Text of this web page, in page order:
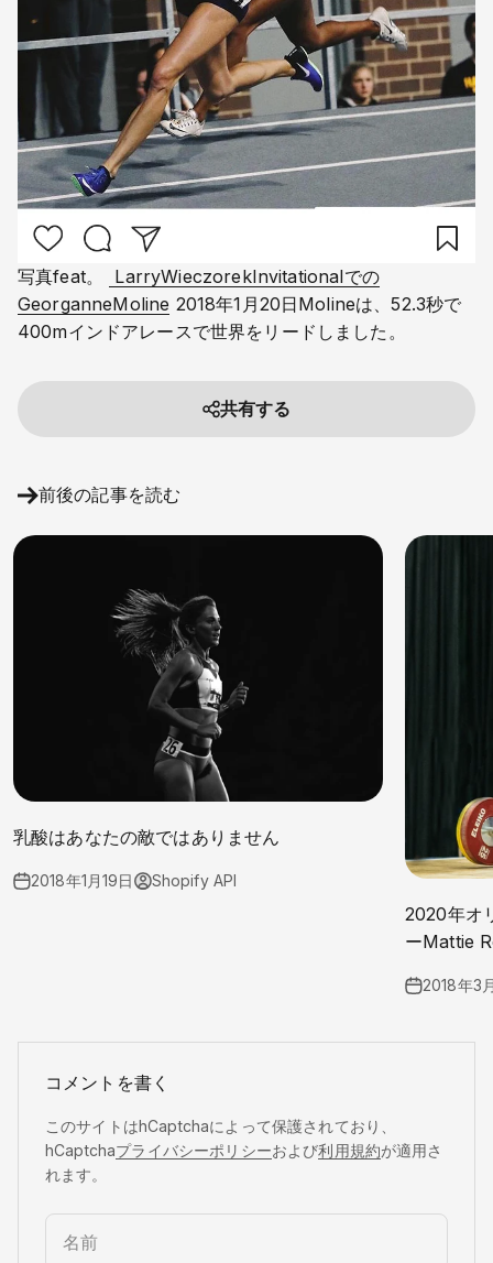
写真feat。
LarryWieczorekInvitationalでの
GeorganneMoline 2018年1月20日Molineは、52.3秒で
400mインドアレースで世界をリードしました。
共有する
前後の記事を読む
乳酸はあなたの敵ではありません
2018年1月19日 Shopify API
2020年オ
ーMattie
2018年3
コメントを書く
このサイトはhCaptchaによって保護されており、
hCaptchaプライバシーポリシーおよび利用規約が適用さ
れます。
名前